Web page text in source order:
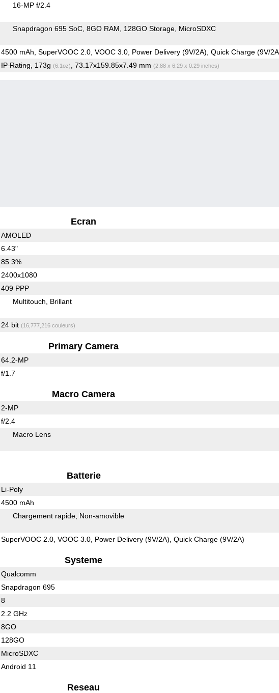
16-MP f/2.4
Snapdragon 695 SoC 8GO RAM 128GO Storage MicroSDXC
4500 mAh, SuperVOOC 2.0, VOOC 3.0, Power Delivery (9V/2A), Quick Charge (9V/
IP Rating, 173g (6.1oz) , 73.17x159.85x7.49 mm (2.88 x 6.29 x 0.29 inches)
Ecran
AMOLED
6.43"
85.3%
2400x1080
409 PPP
Multitouch Brillant
24 bit (16,777,216 couleurs)
Primary Camera
64.2-MP
f/1.7
Macro Camera
2-MP
f/2.4
Macro Lens
Batterie
Li-Poly
4500 mAh
Chargement rapide Non-amovible
SuperVOOC 2.0, VOOC 3.0, Power Delivery (9V/2A), Quick Charge (9V/2A)
Systeme
Qualcomm
Snapdragon 695
8
2.2 GHz
8GO
128GO
MicroSDXC
Android 11
Reseau